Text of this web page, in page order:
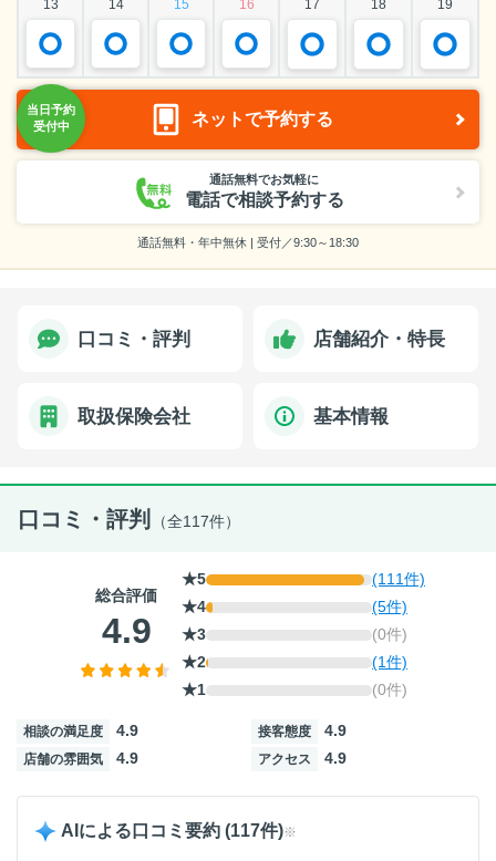
13 14 15 16 17 18 19
ネットで予約する
通話無料でお気軽に
電話で相談予約する
通話無料・年中無休 | 受付／9:30～18:30
口コミ・評判 店舗紹介・特長
取扱保険会社 基本情報
口コミ・評判 （全117件）
総合評価
4.9
★5
(111件)
★4
(5件)
★3
(0件)
★2
(1件)
★1
(0件)
相談の満足度 4.9 接客態度 4.9
店舗の雰囲気 4.9 アクセス 4.9
AIによる口コミ要約 (117件)※